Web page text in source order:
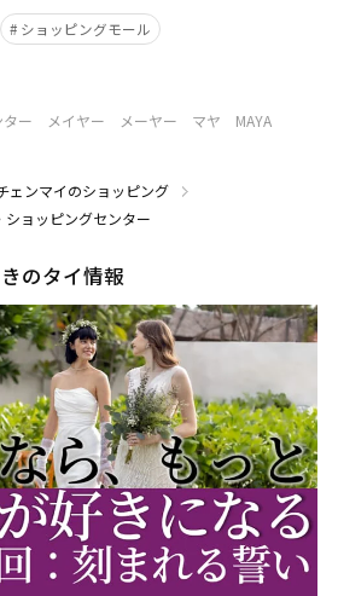
ショッピングモール
ンター メイヤー メーヤー マヤ MAYA
ェンマイのショッピング
ショッピングセンター
のタイ情報